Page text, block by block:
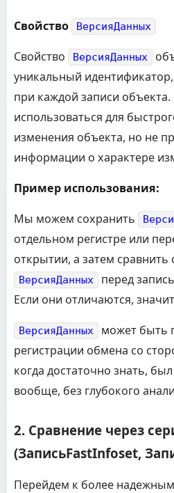
Свойство ВерсияДанных
Свойство ВерсияДанных
уникальный
при каждой записи
использоваться для
изменения объекта, но не
информации о характере
Пример использования:
Мы можем сохранить
отдельном регистре или
открытии, а затем сравнить
ВерсияДанных
перед
Если они отличаются,
ВерсияДанных
может быть
регистрации обмена со
когда достаточно знать,
вообще, без глубокого
2. Сравнение через
(ЗаписьFastInfoset,
Перейдем к более